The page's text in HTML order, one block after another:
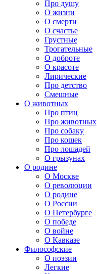
Про душу
О жизни
О смерти
О счастье
Грустные
Трогательные
О доброте
О красоте
Лирические
Про детство
Смешные
О животных
Про птиц
Про животных
Про собаку
Про кошек
Про лошадей
О грызунах
О родине
О Москве
О революции
О родине
О России
О Петербурге
О победе
О войне
О Кавказе
Философские
О поэзии
Легкие